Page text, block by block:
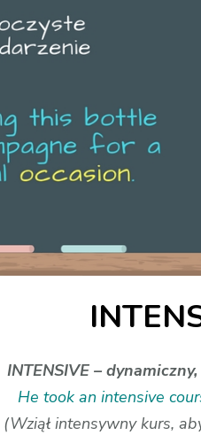
INTENSIVE –
He took an intensive
(Wziął intensywny kurs,